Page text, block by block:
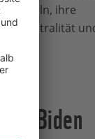
handeln, ihre
Biden